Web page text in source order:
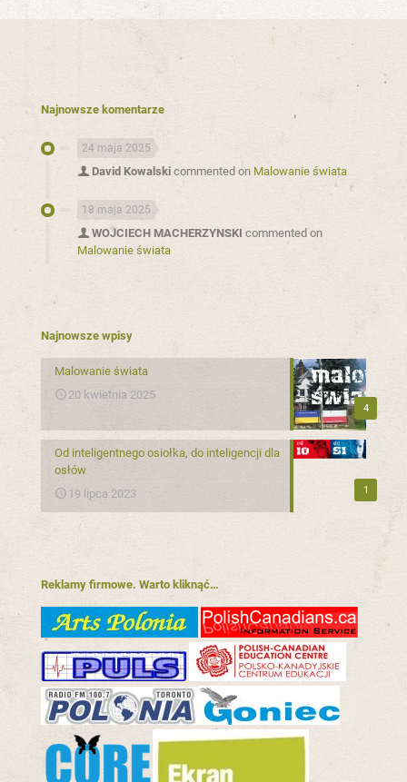
Najnowsze komentarze
24 maja 2025
David Kowalski commented on Malowanie świata
18 maja 2025
WOJCIECH MACHERZYNSKI commented on
Malowanie świata
Najnowsze wpisy
4
Malowanie świata
20 kwietnia 2025
1
Od inteligentnego osiołka, do inteligencji dla
osłów
19 lipca 2023
Reklamy firmowe. Warto kliknąć…